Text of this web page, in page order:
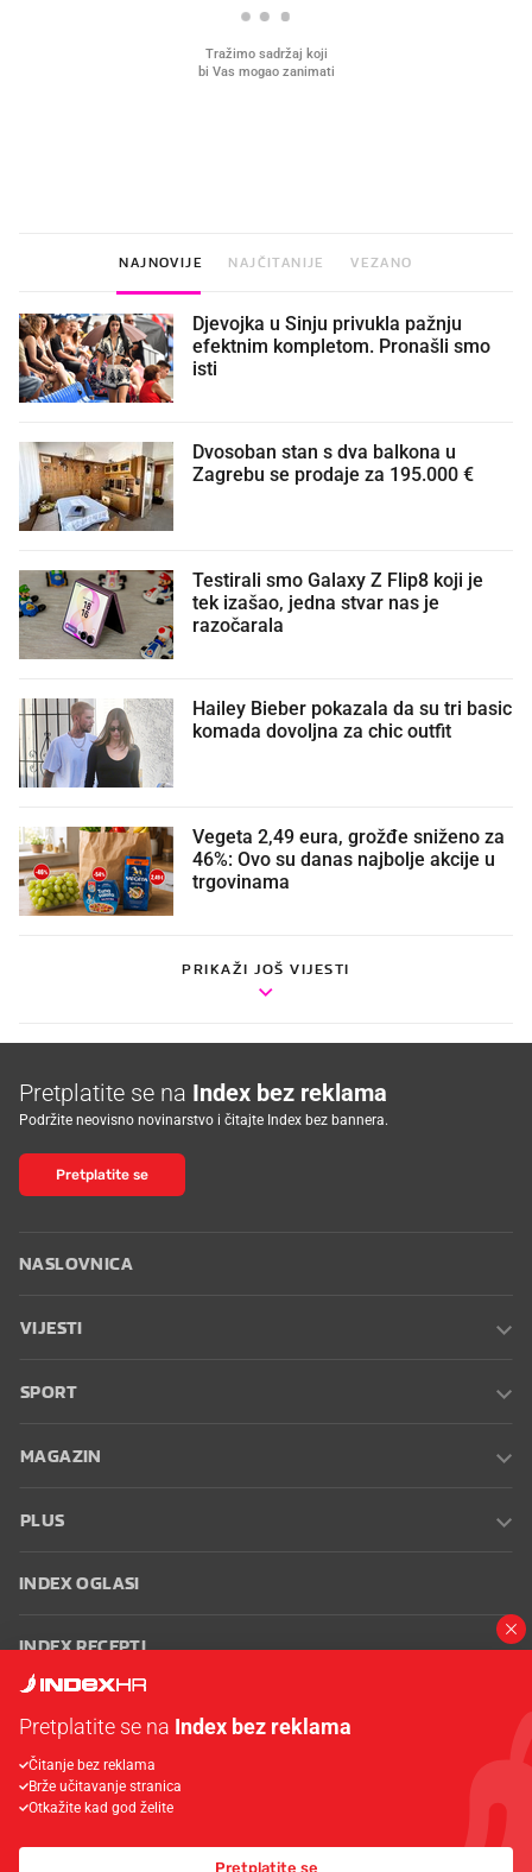
NAJNOVIJE NAJČITANIJE VEZANO
Djevojka u Sinju privukla pažnju
efektnim kompletom. Pronašli smo
isti
Dvosoban stan s dva balkona u
Zagrebu se prodaje za 195.000 €
Testirali smo Galaxy Z Flip8 koji je
tek izašao, jedna stvar nas je
razočarala
Hailey Bieber pokazala da su tri basic
komada dovoljna za chic outfit
Vegeta 2,49 eura, grožđe sniženo za
46%: Ovo su danas najbolje akcije u
trgovinama
PRIKAŽI JOŠ VIJESTI
Pretplatite se na Index bez reklama
Podržite neovisno novinarstvo i čitajte Index bez bannera.
Pretplatite se
NASLOVNICA
VIJESTI
SPORT
MAGAZIN
PLUS
INDEX OGLASI
INDEX RECEPTI
Oglašavanje Zaposli se na Indexu
korištenja
Postavke kolačića
Pretplatite se na Index bez reklama
Čitanje bez reklama
Brže učitavanje stranica
Otkažite kad god želite
Pretplatite se